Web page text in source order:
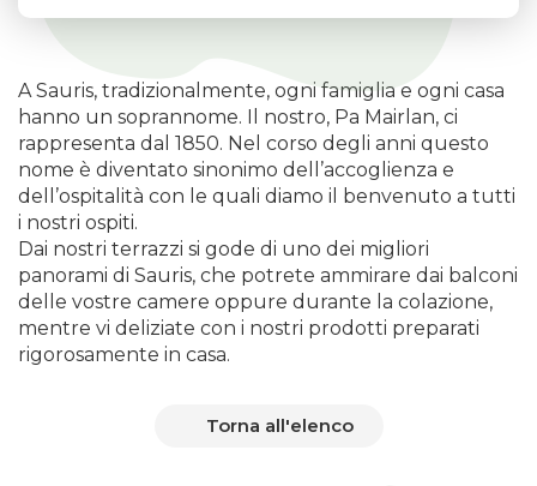
A Sauris, tradizionalmente, ogni famiglia e ogni casa
hanno un soprannome. Il nostro, Pa Mairlan, ci
rappresenta dal 1850. Nel corso degli anni questo
nome è diventato sinonimo dell’accoglienza e
dell’ospitalità con le quali diamo il benvenuto a tutti
i nostri ospiti.
Dai nostri terrazzi si gode di uno dei migliori
panorami di Sauris, che potrete ammirare dai balconi
delle vostre camere oppure durante la colazione,
mentre vi deliziate con i nostri prodotti preparati
rigorosamente in casa.
Torna all'elenco